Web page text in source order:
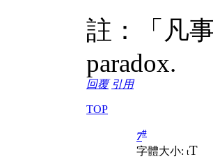
註：「凡
paradox.
回覆 引用
TOP
7#
字體大小: tT